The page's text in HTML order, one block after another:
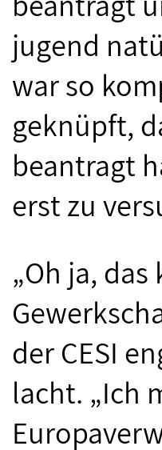
jugend
war so
geknüpft,
beantragt
erst zu
„Oh ja,
der CESI
lacht. „Ich